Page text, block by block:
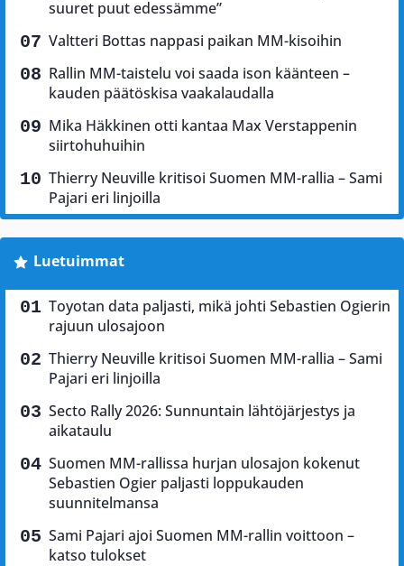
suuret puut edessämme”
Valtteri Bottas nappasi paikan MM-kisoihin
Rallin MM-taistelu voi saada ison käänteen –
kauden päätöskisa vaakalaudalla
Mika Häkkinen otti kantaa Max Verstappenin
siirtohuhuihin
Thierry Neuville kritisoi Suomen MM-rallia – Sami
Pajari eri linjoilla
Luetuimmat
Toyotan data paljasti, mikä johti Sebastien Ogierin
rajuun ulosajoon
Thierry Neuville kritisoi Suomen MM-rallia – Sami
Pajari eri linjoilla
Secto Rally 2026: Sunnuntain lähtöjärjestys ja
aikataulu
Suomen MM-rallissa hurjan ulosajon kokenut
Sebastien Ogier paljasti loppukauden
suunnitelmansa
Sami Pajari ajoi Suomen MM-rallin voittoon –
katso tulokset